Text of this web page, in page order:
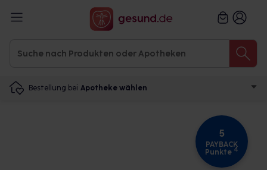
Bestellung bei Apotheke wählen
5
PAYBACK
Punkte 4